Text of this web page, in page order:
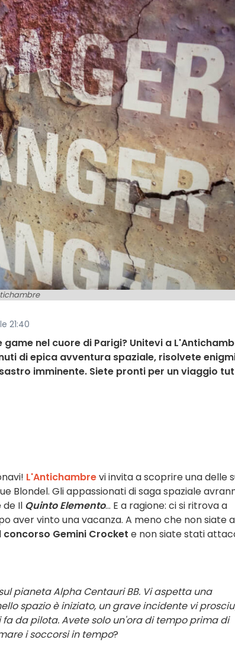
21:40
nel cuore di Parigi? Unitevi a
di epica avventura spaziale, risolvete
imminente. Siete pronti per un viaggio
L'Antichambrevi invita a scoprire una delle
Blondel. Gli appassionati di saga spaziale
Il Quinto Elemento... E a ragione: ci si ritrova a
aver vinto una vacanza. A meno che non siate a
concorso Gemini Crocket e non siate stati
pianeta Alpha Centauri BB. Vi aspetta una
spazio è iniziato, un grave incidente vi
da pilota. Avete solo un'ora di tempo prima di
i soccorsi in tempo?